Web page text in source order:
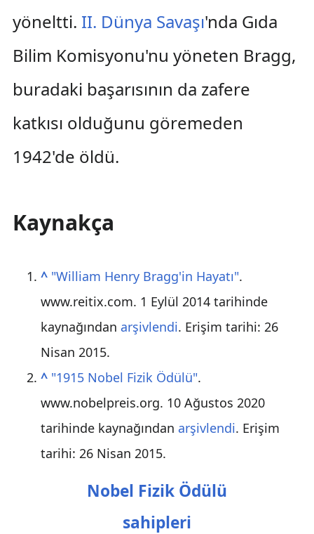
yöneltti. II. Dünya Savaşı'nda Gıda
Bilim Komisyonu'nu yöneten Bragg,
buradaki başarısının da zafere
katkısı olduğunu göremeden
1942'de öldü.
Kaynakça
^ "William Henry Bragg'in Hayatı".
www.reitix.com. 1 Eylül 2014 tarihinde
kaynağından arşivlendi. Erişim tarihi: 26
Nisan 2015.
^ "1915 Nobel Fizik Ödülü".
www.nobelpreis.org. 10 Ağustos 2020
tarihinde kaynağından arşivlendi. Erişim
tarihi: 26 Nisan 2015.
Nobel Fizik Ödülü
sahipleri